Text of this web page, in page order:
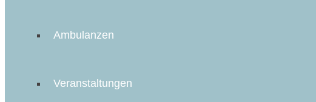
Ambulanzen
Veranstaltungen